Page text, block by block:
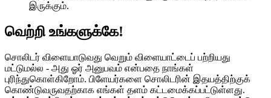
இருக்கும்.
வெற்றி உங்களுக்கே!
சொலிடர் விளையாடுவது வெறும் விளையாட்டைப் பற்றியது
மட்டுமல்ல - அது ஓர் அனுபவம் என்பதை நாங்கள்
புரிந்துகொள்கிறோம். பிளேயர்களை சொலிடரின் இதயத்திற்குக்
கொண்டுவருவதற்காக எங்கள் தளம் கட்டமைக்கப்பட்டுள்ளது.